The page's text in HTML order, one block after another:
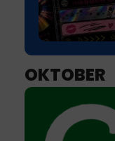
OKTOBER